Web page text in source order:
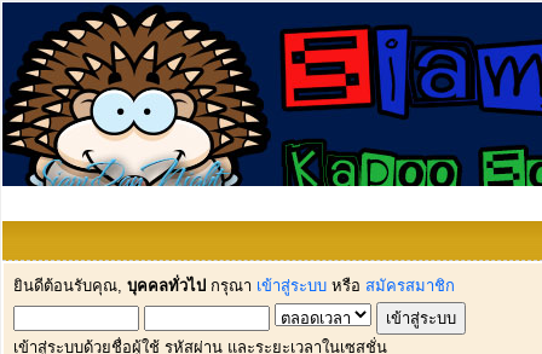
ยินดีต้อนรับคุณ, บุคคลทั่วไป กรุณา เข้าสู่ระบบ หรือ สมัครสมาชิก
เข้าสู่ระบบด้วยชื่อผู้ใช้ รหัสผ่าน และระยะเวลาในเซสชั่น